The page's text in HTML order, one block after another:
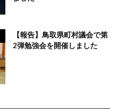
【報告】鳥取県町村議会で第
2弾勉強会を開催しました